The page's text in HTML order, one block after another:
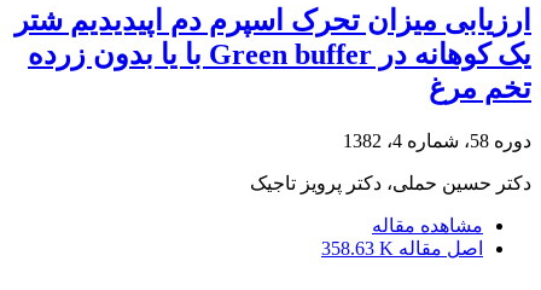
ارزیابی میزان تحرک اسپرم دم اپیدیدیم شتر
یک کوهانه در Green buffer با یا بدون زرده
تخم مرغ
دوره 58، شماره 4، 1382
دکتر حسین حملی، دکتر پرویز تاجیک
مشاهده مقاله
اصل مقاله 358.63 K